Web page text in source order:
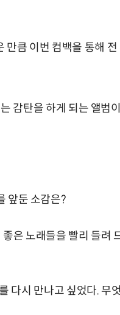
큼 이번 컴백을 통해
감탄을 하게 되는 앨범
앞둔 소감은?
은 노래들을 빨리 들려
다시 만나고 싶었다. 무